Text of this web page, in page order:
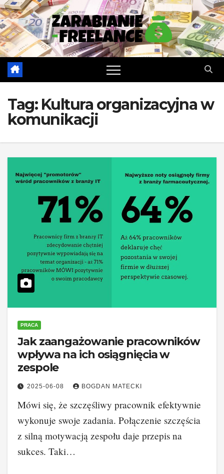
Skip
to
content
Tag: Kultura organizacyjna w
komunikacji
PRACA
Jak zaangażowanie pracowników
wpływa na ich osiągnięcia w
zespole
2025-06-08 BOGDAN MATECKI
Mówi się, że szczęśliwy pracownik efektywnie
wykonuje swoje zadania. Połączenie szczęścia
z silną motywacją zespołu daje przepis na
sukces. Taki…